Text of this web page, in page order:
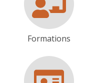
Formations